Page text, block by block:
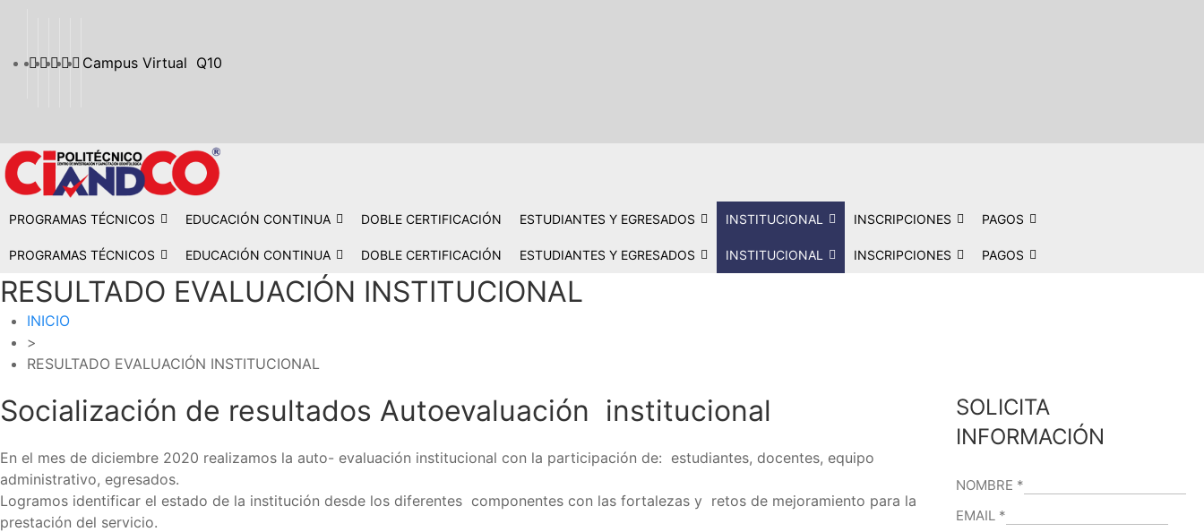
Campus Virtual Q10
PROGRAMAS TÉCNICOS EDUCACIÓN CONTINUA DOBLE CERTIFICACIÓN ESTUDIANTES Y EGRESADOS INSTITUCIONAL INSCRIPCIONES PAGOS
PROGRAMAS TÉCNICOS EDUCACIÓN CONTINUA DOBLE CERTIFICACIÓN ESTUDIANTES Y EGRESADOS INSTITUCIONAL INSCRIPCIONES PAGOS
RESULTADO EVALUACIÓN INSTITUCIONAL
INICIO
>
RESULTADO EVALUACIÓN INSTITUCIONAL
Socialización de resultados Autoevaluación institucional
En el mes de diciembre 2020 realizamos la auto- evaluación institucional con la participación de: estudiantes, docentes, equipo
administrativo, egresados.
Logramos identificar el estado de la institución desde los diferentes componentes con las fortalezas y retos de mejoramiento para la
prestación del servicio.
SOLICITA
INFORMACIÓN
NOMBRE *
EMAIL *